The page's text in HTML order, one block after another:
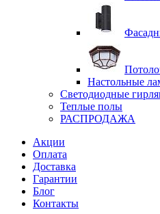
Настольные
Светодиодные
Теплые полы
РАСПРОДАЖА
Акции
Оплата
Доставка
Гарантии
Блог
Контакты